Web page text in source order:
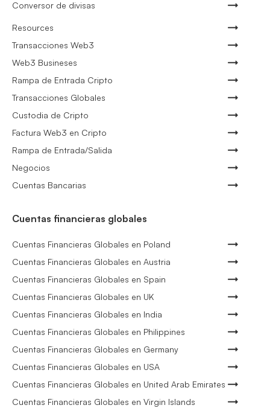
Conversor de divisas
Resources
Transacciones Web3
Web3 Busineses
Rampa de Entrada Cripto
Transacciones Globales
Custodia de Cripto
Factura Web3 en Cripto
Rampa de Entrada/Salida
Negocios
Cuentas Bancarias
Cuentas financieras globales
Cuentas Financieras Globales en Poland
Cuentas Financieras Globales en Austria
Cuentas Financieras Globales en Spain
Cuentas Financieras Globales en UK
Cuentas Financieras Globales en India
Cuentas Financieras Globales en Philippines
Cuentas Financieras Globales en Germany
Cuentas Financieras Globales en USA
Cuentas Financieras Globales en United Arab Emirates
Cuentas Financieras Globales en Virgin Islands